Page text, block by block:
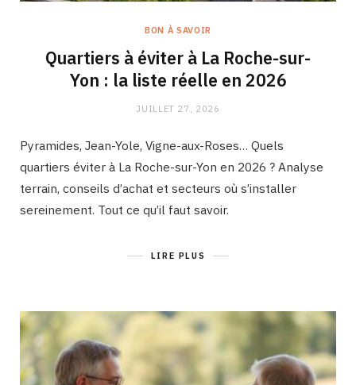
BON À SAVOIR
Quartiers à éviter à La Roche-sur-
Yon : la liste réelle en 2026
JUILLET 27, 2026
Pyramides, Jean-Yole, Vigne-aux-Roses… Quels
quartiers éviter à La Roche-sur-Yon en 2026 ? Analyse
terrain, conseils d’achat et secteurs où s’installer
sereinement. Tout ce qu’il faut savoir.
LIRE PLUS